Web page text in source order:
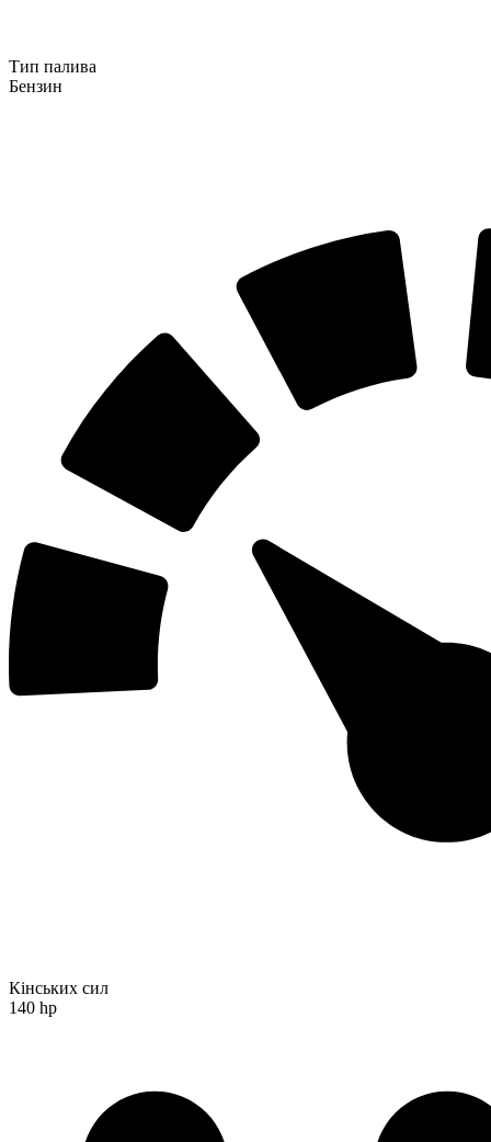
Тип палива
Бензин
Кінських сил
140 hp